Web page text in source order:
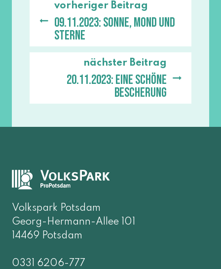
vorheriger Beitrag
09.11.2023: Sonne, Mond und
Sterne
nächster Beitrag
20.11.2023: Eine schöne
Bescherung
Volkspark Potsdam
Georg-Hermann-Allee 101
14469 Potsdam
0331 6206-777